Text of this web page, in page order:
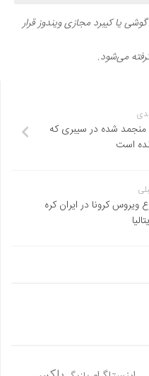
یا کیبرد مجازی ویندوز قرار
می‌شود.
پرنده 46000 ساله منجمد شده در سیبری که
است
ویروس کرونا در ایران کره